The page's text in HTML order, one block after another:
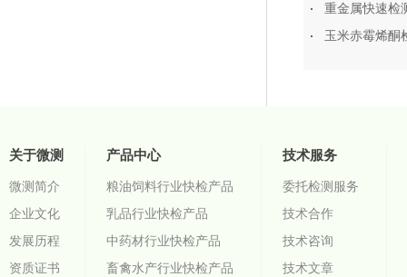
重金属快速检
玉米赤霉烯酮
关于微测
微测简介
企业文化
发展历程
资质证书
产品中心
粮油饲料行业快检产品
乳品行业快检产品
中药材行业快检产品
畜禽水产行业快检产品
技术服务
委托检测服务
技术合作
技术咨询
技术文章